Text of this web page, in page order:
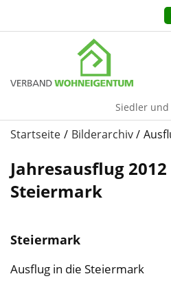
Siedler
Startseite Bilderarchiv
Jahresausflug
Steiermark
Steiermark
Ausflug in die Steiermark